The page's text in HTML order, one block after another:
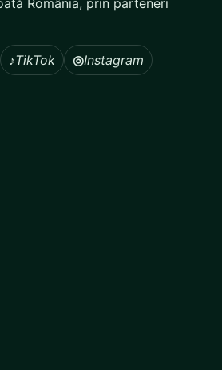
România, prin parteneri
♪TikTok ◎Instagram